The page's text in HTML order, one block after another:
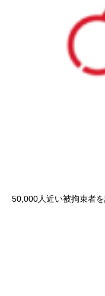
50,000人近い被拘束者